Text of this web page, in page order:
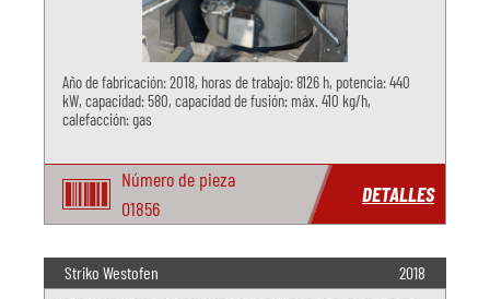
Año de fabricación: 2018, horas de trabajo: 8126 h, potencia: 440
kW, capacidad: 580, capacidad de fusión: máx. 410 kg/h,
calefacción: gas
Número de pieza
O1856
DETALLES
Striko Westofen 2018